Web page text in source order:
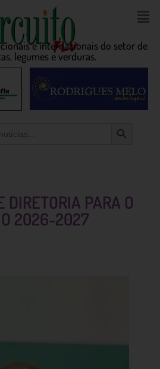
e internacionais do setor de
legumes e verduras.
DIRETORIA PARA O
2026-2027